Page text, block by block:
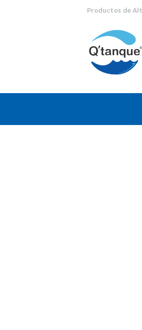
Productos de